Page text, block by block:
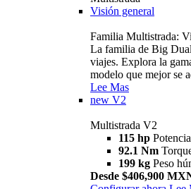
Visión general
Familia Multistrada:
La familia de Big
viajes. Explora la
modelo que mejor se
Lee Mas
new V2
Multistrada V2
115 hp Potencia
92.1 Nm
199 kg Peso
Desde $406,900